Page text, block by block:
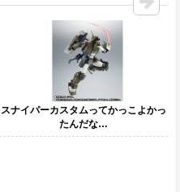
スナイパーカスタムってかっこよかっ
たんだな…